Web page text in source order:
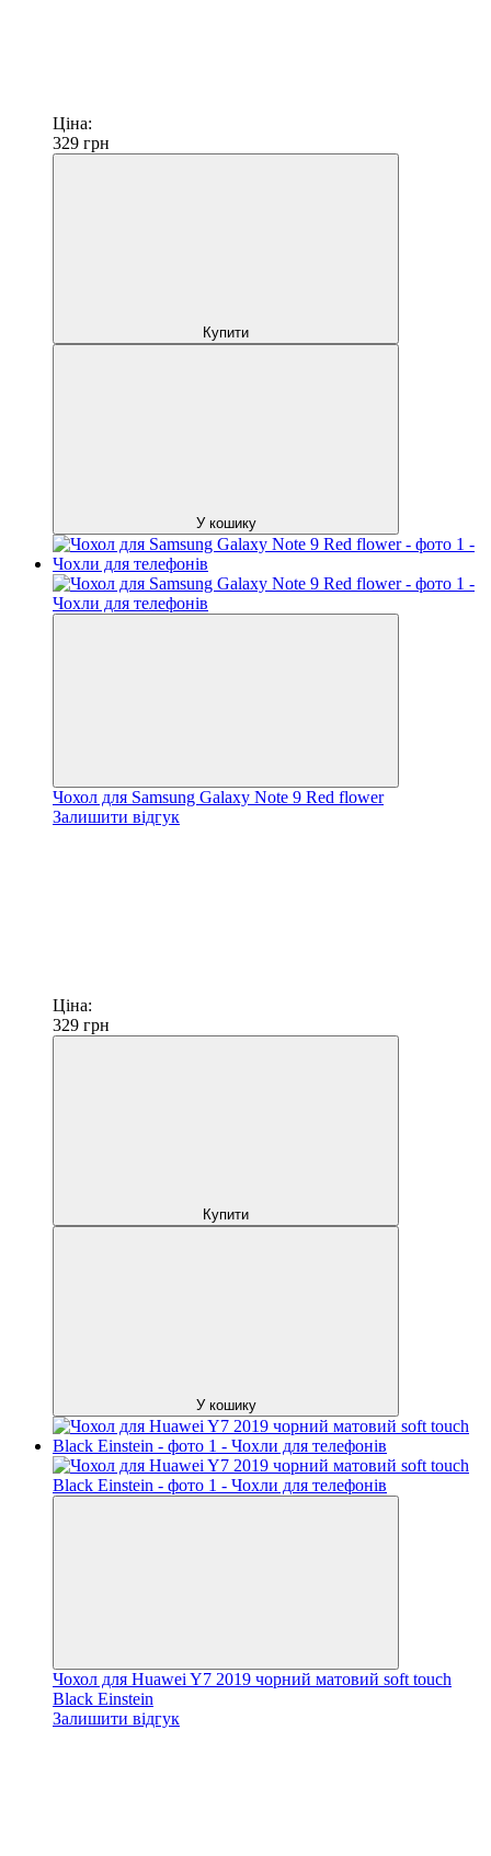
Ціна:
329 грн
Купити
У кошику
Чохол для Samsung Galaxy Note 9 Red flower
Залишити відгук
Ціна:
329 грн
Купити
У кошику
Чохол для Huawei Y7 2019 чорний матовий soft touch
Black Einstein
Залишити відгук